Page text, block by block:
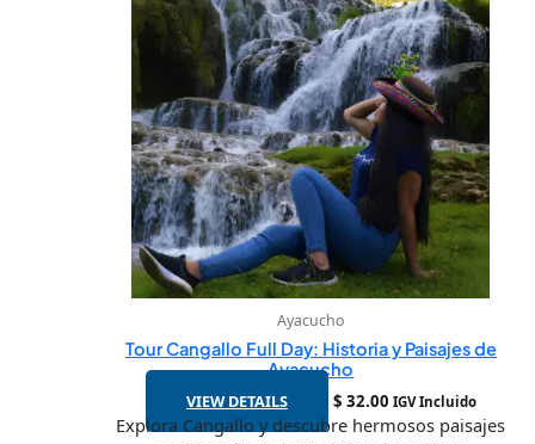
Ayacucho
Tour Cangallo Full Day: Historia y Paisajes de
Ayacucho
VIEW DETAILS
$ 32.00 IGV Incluido
Explora Cangallo y descubre hermosos paisajes